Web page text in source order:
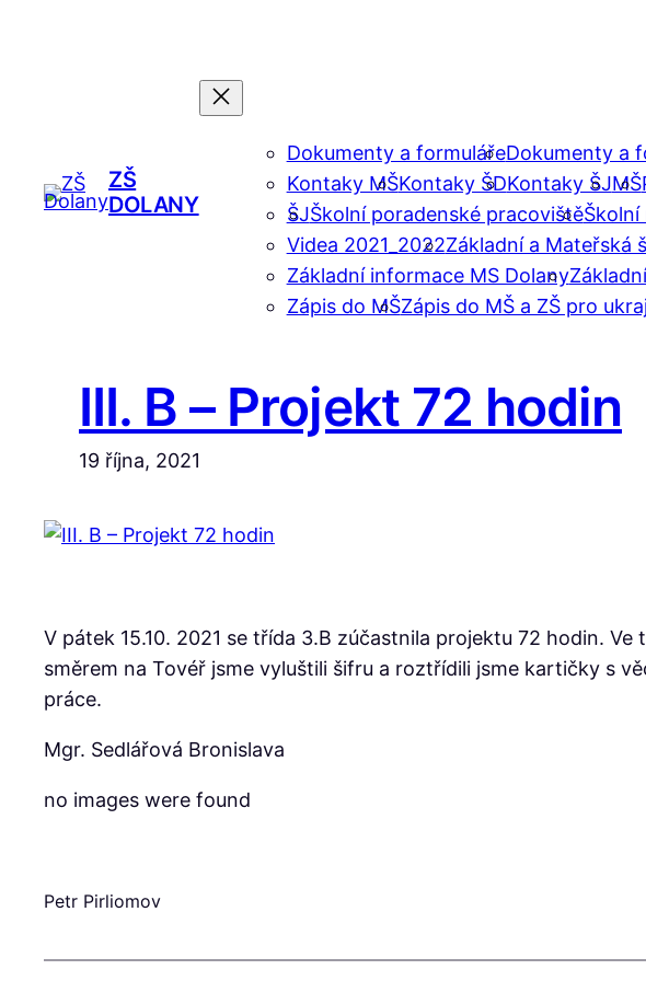
ZŠ
DOLANY
Dokumenty a formulářeDokumenty a
Kontaky MŠKontaky ŠDKontaky ŠJMŠ
ŠJŠkolní poradenské pracovištěŠkolní
Videa 2021_2022Základní a Mateřská
Základní informace MS Dolany
Zápis do MŠZápis do MŠ a ZŠ pro
III. B – Projekt 72 hodin
19 října, 2021
V pátek 15.10. 2021 se třída 3.B zúčastnila projektu 72 hodin.
směrem na Tovéř jsme vyluštili šifru a roztřídili jsme kartičky s
práce.
Mgr. Sedlářová Bronislava
no images were found
Petr Pirliomov